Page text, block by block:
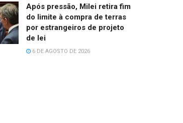
Após pressão, Milei retira fim
do limite à compra de terras
por estrangeiros de projeto
de lei
6 DE AGOSTO DE 2026